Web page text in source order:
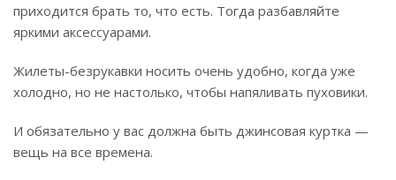
приходится брать то, что есть. Тогда разбавляйте
яркими аксессуарами.
Жилеты-безрукавки носить очень удобно, когда уже
холодно, но не настолько, чтобы напяливать пуховики.
И обязательно у вас должна быть джинсовая куртка —
вещь на все времена.